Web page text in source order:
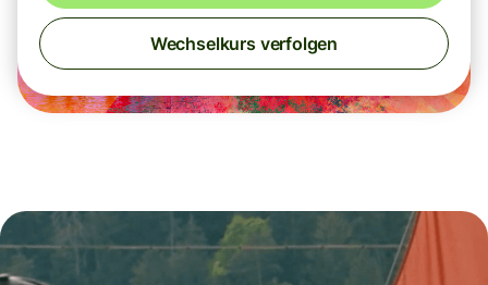
Wechselkurs verfolgen